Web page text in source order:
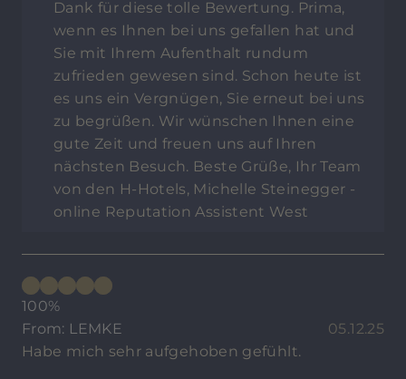
Dank für diese tolle Bewertung. Prima,
wenn es Ihnen bei uns gefallen hat und
Sie mit Ihrem Aufenthalt rundum
zufrieden gewesen sind. Schon heute ist
es uns ein Vergnügen, Sie erneut bei uns
zu begrüßen. Wir wünschen Ihnen eine
gute Zeit und freuen uns auf Ihren
nächsten Besuch. Beste Grüße, Ihr Team
von den H-Hotels, Michelle Steinegger -
online Reputation Assistent West
100%
From: LEMKE
05.12.25
Habe mich sehr aufgehoben gefühlt.